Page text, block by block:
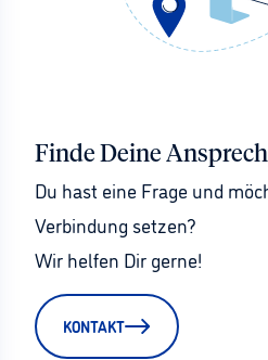
Finde Deine
Du hast eine Frage und
Verbindung setzen?
Wir helfen Dir gerne!
KONTAKT